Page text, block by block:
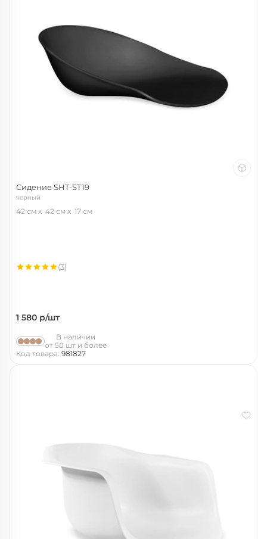
Сидение SHT-ST19
черный
42 см 42 см 17 см
1 580 р/шт
(3)
В наличии
от 50 шт и более
Код товара: 981827